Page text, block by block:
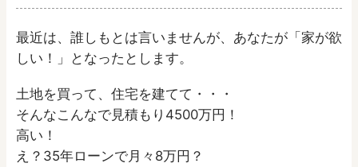
最近は、誰しもとは言いませんが、あなたが「家が欲
しい！」となったとします。
土地を買って、住宅を建てて・・・
そんなこんなで見積もり4500万円！
高い！
え？35年ローンで月々8万円？